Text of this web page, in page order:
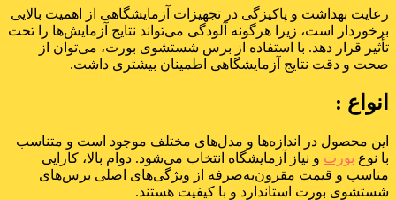
رعایت بهداشت و پاکیزگی در تجهیزات آزمایشگاهی از اهمیت بالایی
برخوردار است، زیرا هرگونه آلودگی می‌تواند نتایج آزمایش‌ها را تحت
تأثیر قرار دهد. با استفاده از برس شستشوی بورت، می‌توان از
صحت و دقت نتایج آزمایشگاهی اطمینان بیشتری داشت.
انواع :
این محصول در اندازه‌ها و مدل‌های مختلف موجود است و متناسب
با نوع بورت و نیاز آزمایشگاه انتخاب می‌شود. دوام بالا، کارایی
مناسب و قیمت مقرون‌به‌صرفه از ویژگی‌های اصلی برس‌های
شستشوی بورت استاندارد و با کیفیت هستند.